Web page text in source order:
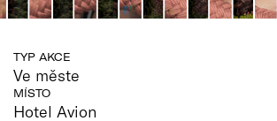
TYP AKCE
Ve měste
MÍSTO
Hotel Avion